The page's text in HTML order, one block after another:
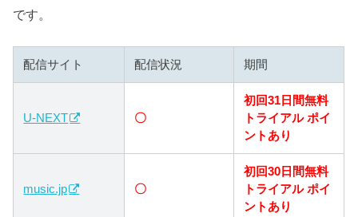
です。
配信サイト 配信状況 期間
U-NEXT 〇
初回31日間無料
トライアル ポイ
ントあり
music.jp 〇
初回30日間無料
トライアル ポイ
ントあり